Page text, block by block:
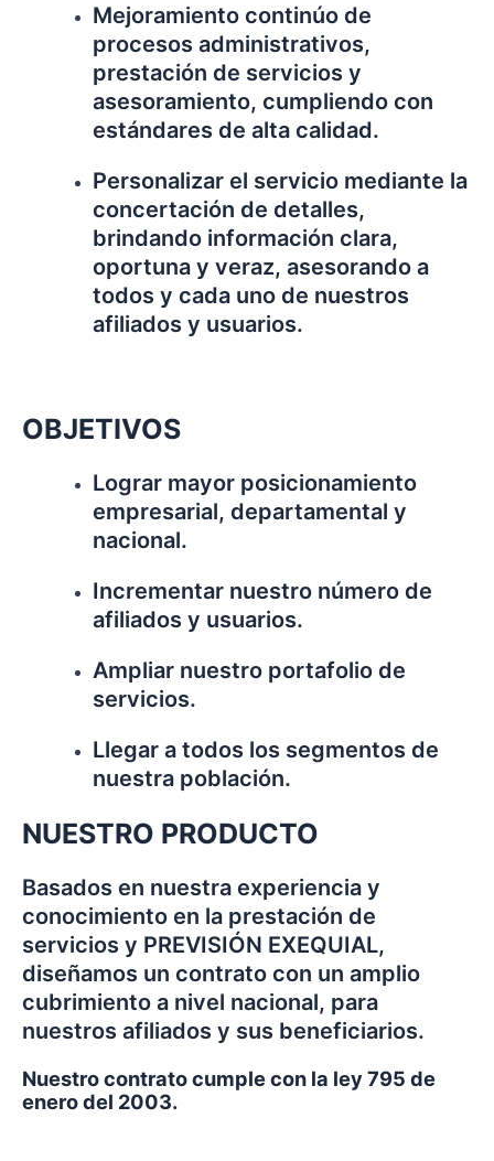
Mejoramiento continúo de
procesos administrativos,
prestación de servicios y
asesoramiento, cumpliendo con
estándares de alta calidad.
Personalizar el servicio mediante la
concertación de detalles,
brindando información clara,
oportuna y veraz, asesorando a
todos y cada uno de nuestros
afiliados y usuarios.
OBJETIVOS
Lograr mayor posicionamiento
empresarial, departamental y
nacional.
Incrementar nuestro número de
afiliados y usuarios.
Ampliar nuestro portafolio de
servicios.
Llegar a todos los segmentos de
nuestra población.
NUESTRO PRODUCTO
Basados en nuestra experiencia y
conocimiento en la prestación de
servicios y PREVISIÓN EXEQUIAL,
diseñamos un contrato con un amplio
cubrimiento a nivel nacional, para
nuestros afiliados y sus beneficiarios.
Nuestro contrato cumple con la ley 795 de
enero del 2003.